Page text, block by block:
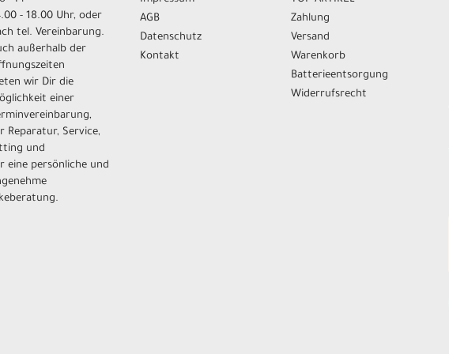
- 18.00 Uhr, oder
tel. Vereinbarung.
außerhalb der
wir Dir die
einer
Reparatur, Service,
und
eine persönliche und
AGB
Datenschutz
Kontakt
Zahlung
Versand
Warenkorb
Batterieentsorgung
Widerrufsrecht